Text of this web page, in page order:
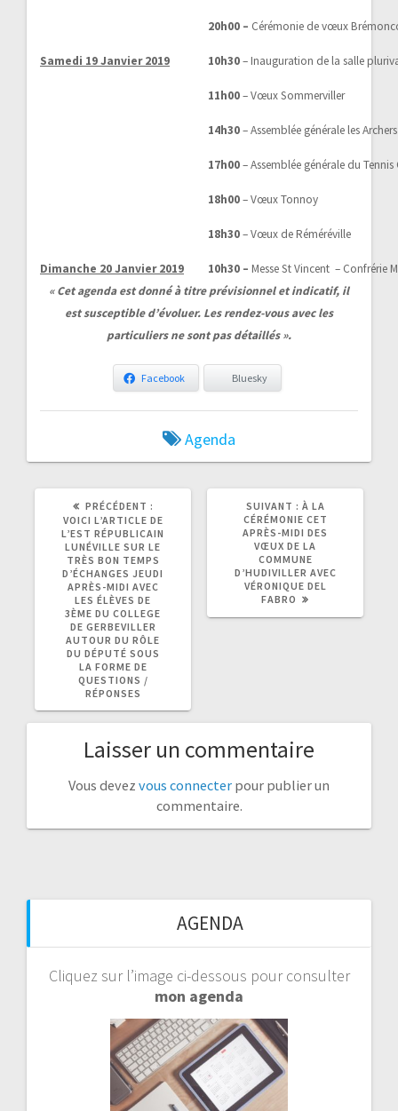
20h00 – Cérémonie de vœux
Samedi 19 Janvier 2019 10h30– Inauguration de la salle
11h00– Vœux Sommerviller
14h30– Assemblée générale les
17h00– Assemblée générale du
18h00– Vœux Tonnoy
18h30– Vœux de Réméréville
Dimanche 20 Janvier 2019 10h30 – Messe St Vincent – Confrérie
« Cet agenda est donné à titre prévisionnel et indicatif, il
est susceptible d’évoluer. Les rendez-vous avec les
particuliers ne sont pas détaillés ».
Facebook Bluesky
Agenda
PRÉCÉDENT :
ARTICLE
PRÉCÉDENT
VOICI L’ARTICLE DE
L’EST RÉPUBLICAIN
LUNÉVILLE SUR LE
TRÈS BON TEMPS
D’ÉCHANGES JEUDI
APRÈS-MIDI AVEC
LES ÉLÈVES DE
3ÈME DU COLLEGE
DE GERBEVILLER
AUTOUR DU RÔLE
DU DÉPUTÉ SOUS
LA FORME DE
QUESTIONS /
RÉPONSES
SUIVANT :
ARTICLE
À LA
CÉRÉMONIE CET
APRÈS-MIDI DES
VŒUX DE LA
COMMUNE
D’HUDIVILLER AVEC
VÉRONIQUE DEL
FABRO
Laisser un commentaire
Vous devez vous connecter pour publier un
commentaire.
AGENDA
Cliquez sur l’image ci-dessous pour consulter
mon agenda